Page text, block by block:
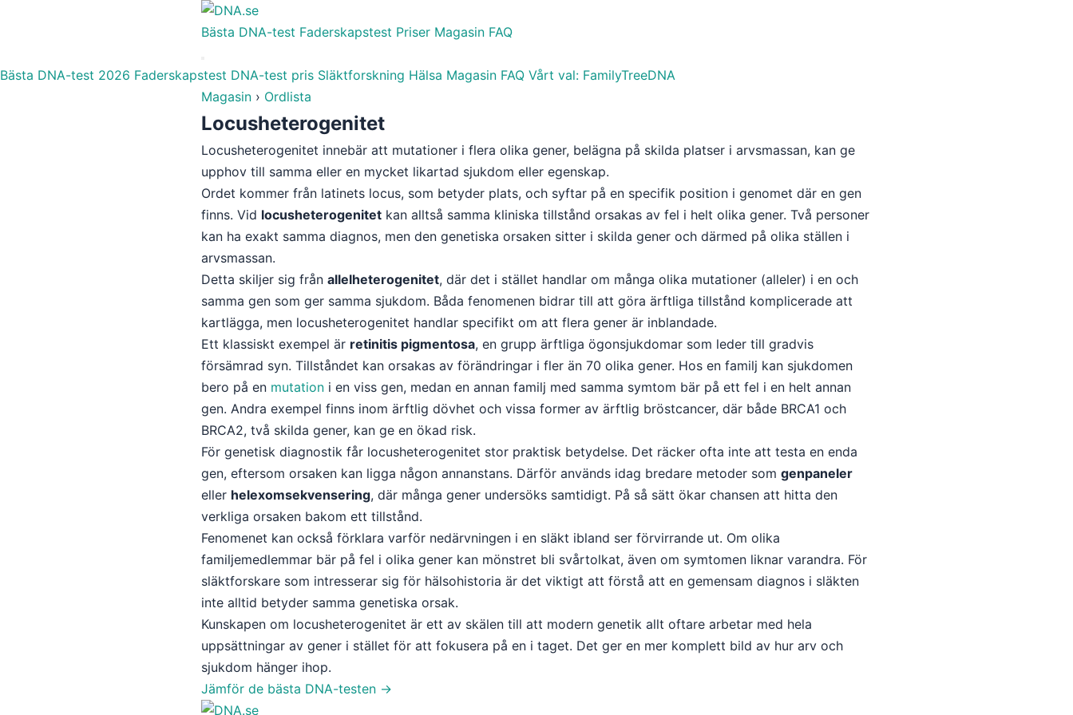
Bästa DNA-test Faderskapstest Priser Magasin FAQ
Bästa DNA-test 2026 Faderskapstest DNA-test pris Släktforskning Hälsa Magasin FAQ Vårt val: FamilyTreeDNA
Magasin › Ordlista
Locusheterogenitet
Locusheterogenitet innebär att mutationer i flera olika gener, belägna på skilda platser i arvsmassan, kan ge
upphov till samma eller en mycket likartad sjukdom eller egenskap.
Ordet kommer från latinets locus, som betyder plats, och syftar på en specifik position i genomet där en gen
finns. Vid locusheterogenitet kan alltså samma kliniska tillstånd orsakas av fel i helt olika gener. Två personer
kan ha exakt samma diagnos, men den genetiska orsaken sitter i skilda gener och därmed på olika ställen i
arvsmassan.
Detta skiljer sig från allelheterogenitet, där det i stället handlar om många olika mutationer (alleler) i en och
samma gen som ger samma sjukdom. Båda fenomenen bidrar till att göra ärftliga tillstånd komplicerade att
kartlägga, men locusheterogenitet handlar specifikt om att flera gener är inblandade.
Ett klassiskt exempel är retinitis pigmentosa, en grupp ärftliga ögonsjukdomar som leder till gradvis
försämrad syn. Tillståndet kan orsakas av förändringar i fler än 70 olika gener. Hos en familj kan sjukdomen
bero på en mutation i en viss gen, medan en annan familj med samma symtom bär på ett fel i en helt annan
gen. Andra exempel finns inom ärftlig dövhet och vissa former av ärftlig bröstcancer, där både BRCA1 och
BRCA2, två skilda gener, kan ge en ökad risk.
För genetisk diagnostik får locusheterogenitet stor praktisk betydelse. Det räcker ofta inte att testa en enda
gen, eftersom orsaken kan ligga någon annanstans. Därför används idag bredare metoder som genpaneler
eller helexomsekvensering, där många gener undersöks samtidigt. På så sätt ökar chansen att hitta den
verkliga orsaken bakom ett tillstånd.
Fenomenet kan också förklara varför nedärvningen i en släkt ibland ser förvirrande ut. Om olika
familjemedlemmar bär på fel i olika gener kan mönstret bli svårtolkat, även om symtomen liknar varandra. För
släktforskare som intresserar sig för hälsohistoria är det viktigt att förstå att en gemensam diagnos i släkten
inte alltid betyder samma genetiska orsak.
Kunskapen om locusheterogenitet är ett av skälen till att modern genetik allt oftare arbetar med hela
uppsättningar av gener i stället för att fokusera på en i taget. Det ger en mer komplett bild av hur arv och
sjukdom hänger ihop.
Jämför de bästa DNA-testen →